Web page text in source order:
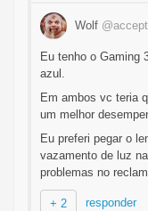
Wolf
Eu tenho o Gaming
azul.
Em ambos vc teria
um melhor
Eu preferi pegar o
vazamento de luz
problemas no
+ 2 responder